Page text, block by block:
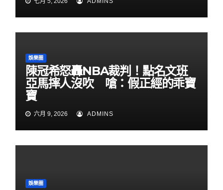
娛樂圈
陳冠希怒轟NBA裁判！點名文班
亞馬摔人沒吹 嗆：假正經的乖寶
寶
六月 9, 2026 ADMINS
娛樂圈